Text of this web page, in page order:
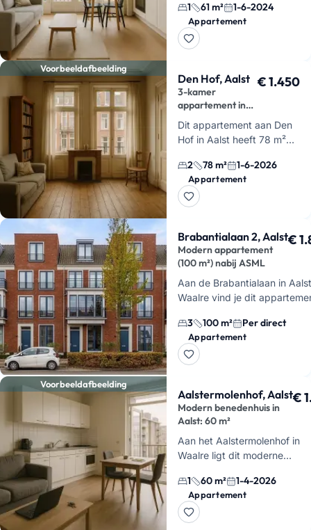
Je woont hier in een
bovenwoning met 1
slaapkamer, 1 badkamer
1 61 m² 1-6-2024
Appartement
Voorbeeldafbeelding
Den Hof, Aalst
3-kamer
appartement in
Aalst, 78 m²
€ 1.450
Dit appartement aan Den
Hof in Aalst heeft 78 m²
slaapkamers. Je woont
hier in een rustige buurt in
Waalre, met winkels en
2 78 m² 1-6-2026
Appartement
Brabantialaan 2, Aalst
Modern appartement
(100 m²) nabij ASML
€
Aan de Brabantialaan in
Waalre vind je dit
2024 volledig is
woning is per direct besc…
3 100 m² Per direct
Appartement
Voorbeeldafbeelding
Aalstermolenhof, Aalst
Modern benedenhuis in
Aalst: 60 m²
€
Aan het Aalstermolenhof in
Waalre ligt dit moderne
oppervlakte van 60
meter. Je stapt hier een
binnen waar comfor…
1 60 m² 1-4-2026
Appartement